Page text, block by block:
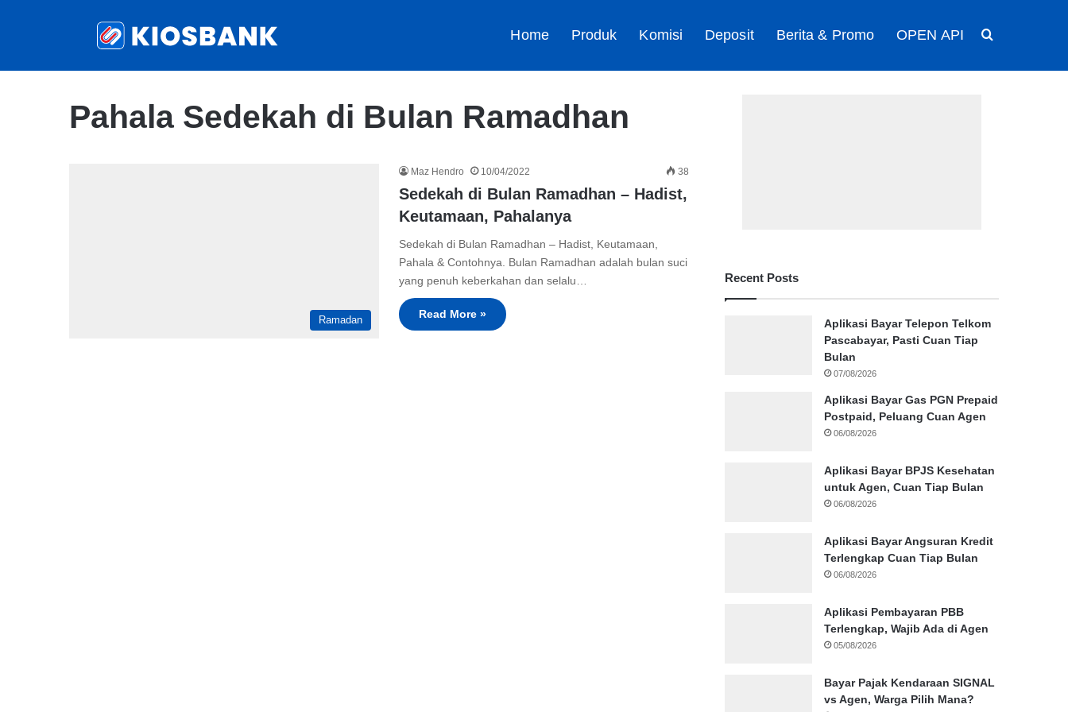
Home Produk Komisi Deposit Berita & Promo OPEN API
Pahala Sedekah di Bulan Ramadhan
Ramadan
Maz Hendro 10/04/2022 38
Sedekah di Bulan Ramadhan – Hadist,
Keutamaan, Pahalanya
Sedekah di Bulan Ramadhan – Hadist, Keutamaan,
Pahala & Contohnya. Bulan Ramadhan adalah bulan suci
yang penuh keberkahan dan selalu…
Read More »
Recent Posts
Aplikasi Bayar Telepon Telkom
Pascabayar, Pasti Cuan Tiap
Bulan
07/08/2026
Aplikasi Bayar Gas PGN Prepaid
Postpaid, Peluang Cuan Agen
06/08/2026
Aplikasi Bayar BPJS Kesehatan
untuk Agen, Cuan Tiap Bulan
06/08/2026
Aplikasi Bayar Angsuran Kredit
Terlengkap Cuan Tiap Bulan
06/08/2026
Aplikasi Pembayaran PBB
Terlengkap, Wajib Ada di Agen
05/08/2026
Bayar Pajak Kendaraan SIGNAL
vs Agen, Warga Pilih Mana?